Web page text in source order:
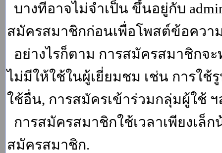
บางทีอาจไม่จำเป็น ขึ้นอยู่กับ
สมัครสมาชิกก่อนเพื่อโพสต์ข้อควา
อย่างไรก็ตาม การสมัครสมาชิก
ไม่มีให้ใช้ในผู้เยี่ยมชม เช่น การใช้
ใช้อื่น, การสมัครเข้าร่วมกลุ่มผู้ใช้ ฯ
การสมัครสมาชิกใช้เวลาเพียงเ
สมัครสมาชิก.